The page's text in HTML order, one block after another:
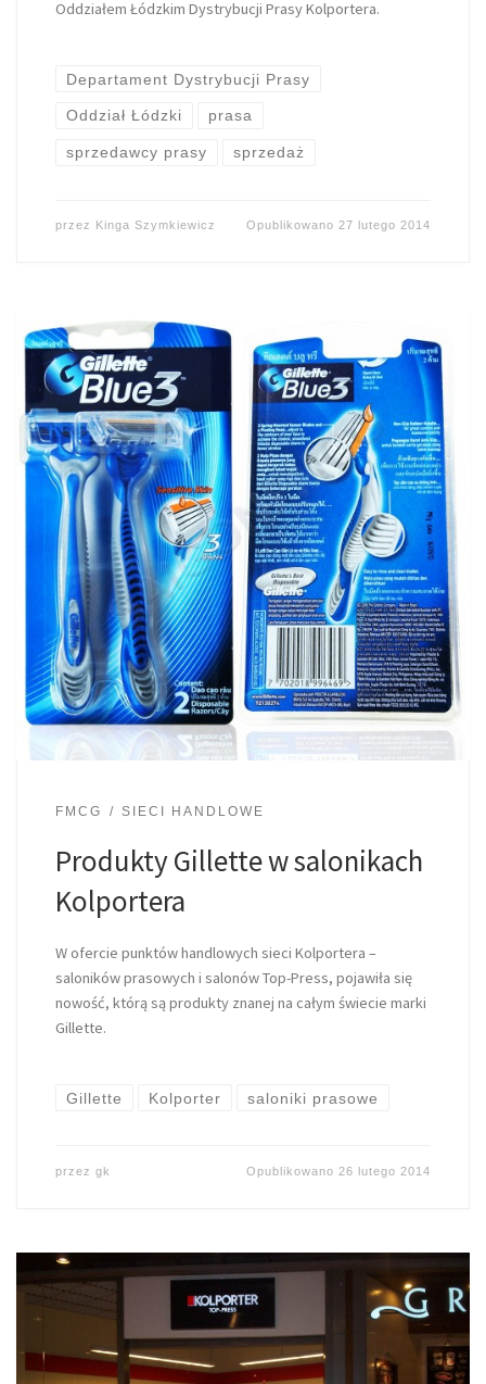
Oddziałem Łódzkim Dystrybucji Prasy Kolportera.
Departament Dystrybucji Prasy
Oddział Łódzki prasa
sprzedawcy prasy sprzedaż
przez Kinga Szymkiewicz Opublikowano27 lutego 2014
FMCG SIECI HANDLOWE
Produkty Gillette w salonikach
Kolportera
W ofercie punktów handlowych sieci Kolportera –
saloników prasowych i salonów Top-Press, pojawiła się
nowość, którą są produkty znanej na całym świecie marki
Gillette.
Gillette Kolporter saloniki prasowe
przez gk Opublikowano 26 lutego 2014